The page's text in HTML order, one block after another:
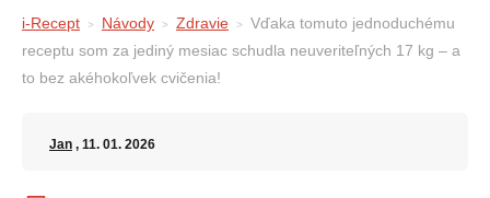
i-Recept Návody Zdravie
Vďaka tomuto jednoduchému
receptu som za jediný mesiac schudla neuveriteľných 17 kg – a
to bez akéhokoľvek cvičenia!
Jan , 11. 01. 2026